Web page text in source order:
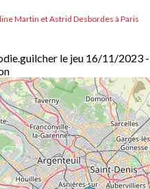
Martin et Astrid Desbordes à Paris
le jeu 16/11/2023